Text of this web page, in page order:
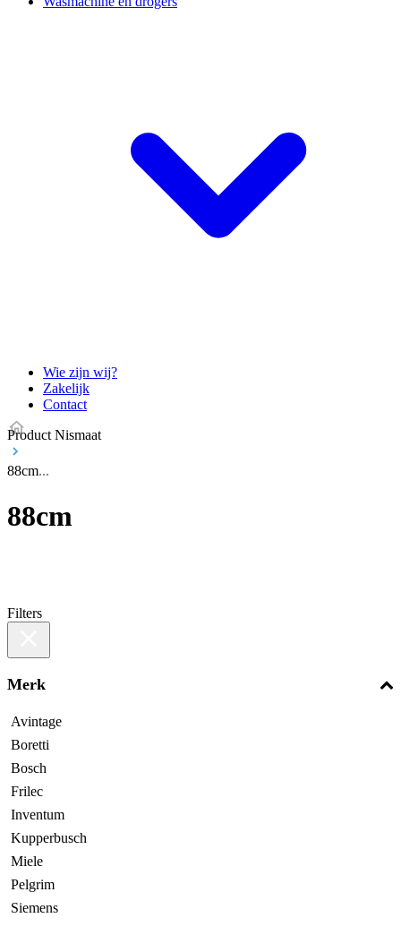
Wie zijn wij?
Zakelijk
Contact
Product Nismaat
88cm
88cm
Filters
Merk
Avintage
Boretti
Bosch
Frilec
Inventum
Kupperbusch
Miele
Pelgrim
Siemens